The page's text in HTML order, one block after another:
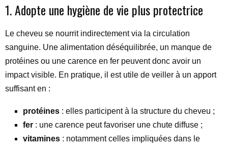
1. Adopte une hygiène de vie plus protectrice
Le cheveu se nourrit indirectement via la circulation
sanguine. Une alimentation déséquilibrée, un manque de
protéines ou une carence en fer peuvent donc avoir un
impact visible. En pratique, il est utile de veiller à un apport
suffisant en :
protéines : elles participent à la structure du cheveu ;
fer : une carence peut favoriser une chute diffuse ;
vitamines : notamment celles impliquées dans le